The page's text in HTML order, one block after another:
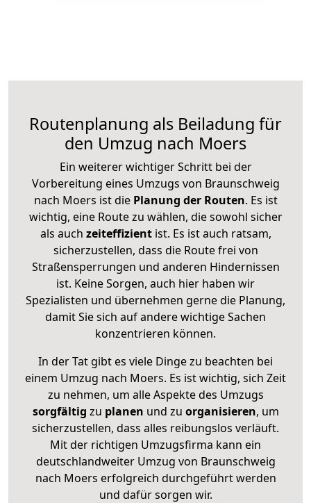
Routenplanung als Beiladung für
den Umzug nach Moers
Ein weiterer wichtiger Schritt bei der
Vorbereitung eines Umzugs von Braunschweig
nach Moers ist diePlanung der Routen. Es ist
wichtig, eine Route zu wählen, die sowohl sicher
als auch zeiteffizientist. Es ist auch ratsam,
sicherzustellen, dass die Route frei von
Straßensperrungen und anderen Hindernissen
ist. Keine Sorgen, auch hier haben wir
Spezialisten und übernehmen gerne die Planung,
damit Sie sich auf andere wichtige Sachen
konzentrieren können.
In der Tat gibt es viele Dinge zu beachten bei
einem Umzug nach Moers. Es ist wichtig, sich Zeit
zu nehmen, um alle Aspekte des Umzugs
sorgfältig zu planen und zu organisieren, um
sicherzustellen, dass alles reibungslos verläuft.
Mit der richtigen Umzugsfirma kann ein
deutschlandweiter Umzug von Braunschweig
nach Moers erfolgreich durchgeführt werden
und dafür sorgen wir.